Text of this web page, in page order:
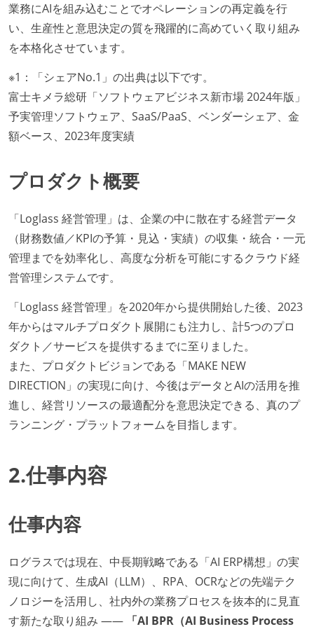
業務にAIを組み込むことでオペレーションの再定義を行
い、生産性と意思決定の質を飛躍的に高めていく取り組み
を本格化させています。
※1：「シェアNo.1」の出典は以下です。
富士キメラ総研「ソフトウェアビジネス新市場 2024年版」
予実管理ソフトウェア、SaaS/PaaS、ベンダーシェア、金
額ベース、2023年度実績
プロダクト概要
「Loglass 経営管理」は、企業の中に散在する経営データ
（財務数値／KPIの予算・見込・実績）の収集・統合・一元
管理までを効率化し、高度な分析を可能にするクラウド経
営管理システムです。
「Loglass 経営管理」を2020年から提供開始した後、2023
年からはマルチプロダクト展開にも注力し、計5つのプロ
ダクト／サービスを提供するまでに至りました。
また、プロダクトビジョンである「MAKE NEW
DIRECTION」の実現に向け、今後はデータとAIの活用を推
進し、経営リソースの最適配分を意思決定できる、真のプ
ランニング・プラットフォームを目指します。
2.仕事内容
仕事内容
ログラスでは現在、中長期戦略である「AI ERP構想」の実
現に向けて、生成AI（LLM）、RPA、OCRなどの先端テク
ノロジーを活用し、社内外の業務プロセスを抜本的に見直
す新たな取り組み —— 「AI BPR（AI Business Process